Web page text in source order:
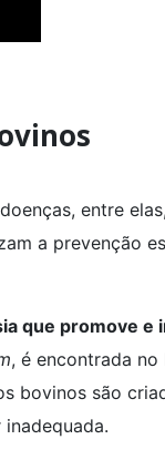
entre
a prevenção
que promove e
, é encontrada
bovinos são